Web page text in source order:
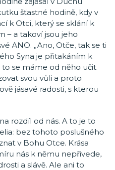
šťastné hodině, kdy v
k Otci, který se sklání k
– a takoví jsou jeho
ANO. „Ano, Otče, tak se ti
Syna je přitakáním k
se máme od něho učit.
svou vůli a proto
jásavé radosti, s kterou
rozdíl od nás. A to je to
bez tohoto poslušného
v Bohu Otce. Krása
nás k němu nepřivede,
a slávě. Ale ani to